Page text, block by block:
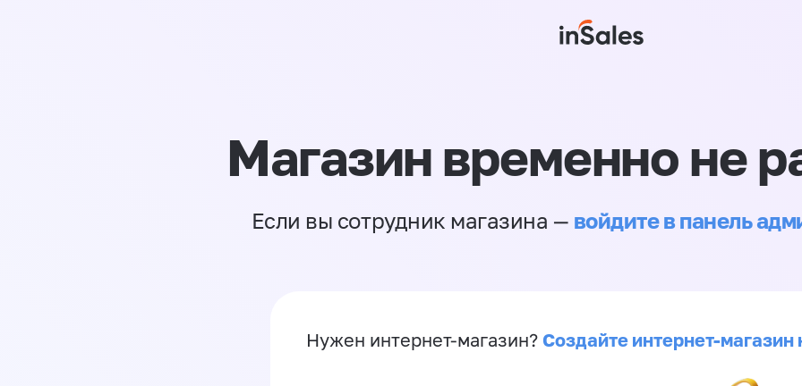
Магазин временно не
Если вы сотрудник магазина — войдите в панель
Нужен интернет-магазин? Создайте интернет-магазин